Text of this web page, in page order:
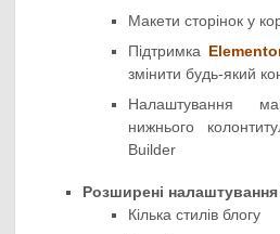
Макети сторінок у
Підтримка
змінити будь-який
Налаштування
нижнього
Builder
Розширені
Кілька стилів блогу